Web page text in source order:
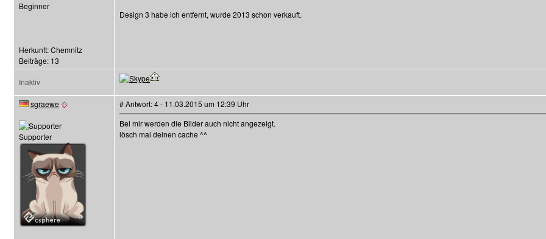
Beginner
Herkunft: Chemnitz
Beiträge: 13
Design 3 habe ich entfernt, wurde 2013 schon verkauft.
Inaktiv
sgraewe
Supporter
# Antwort: 4 - 11.03.2015 um 12:39 Uhr
Bei mir werden die Bilder auch nicht angezeigt.
lösch mal deinen cache ^^